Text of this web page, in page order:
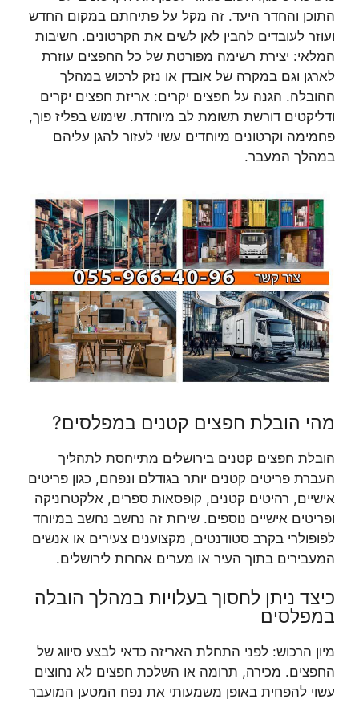
התוכן והחדר היעד. זה מקל על פתיחתם במקום החדש
ועוזר לעובדים להבין לאן לשים את הקרטונים. חשיבות
המלאי: יצירת רשימה מפורטת של כל החפצים עוזרת
לארגן וגם במקרה של אובדן או נזק לרכוש במהלך
ההובלה. הגנה על חפצים יקרים: אריזת חפצים יקרים
ודליקטים דורשת תשומת לב מיוחדת. שימוש בפליז פוך,
פחמימה וקרטונים מיוחדים עשוי לעזור להגן עליהם
במהלך המעבר.
מהי הובלת חפצים קטנים במפלסים?
הובלת חפצים קטנים בירושלים מתייחסת לתהליך
העברת פריטים קטנים יותר בגודלם ונפחם, כגון פריטים
אישיים, רהיטים קטנים, קופסאות ספרים, אלקטרוניקה
ופריטים אישיים נוספים. שירות זה נחשב נחשב במיוחד
לפופולרי בקרב סטודנטים, מקצוענים צעירים או אנשים
המעבירים בתוך העיר או מערים אחרות לירושלים.
כיצד ניתן לחסוך בעלויות במהלך הובלה
במפלסים
מיון הרכוש: לפני התחלת האריזה כדאי לבצע סיווג של
החפצים. מכירה, תרומה או השלכת חפצים לא נחוצים
עשוי להפחית באופן משמעותי את נפח המטען המועבר